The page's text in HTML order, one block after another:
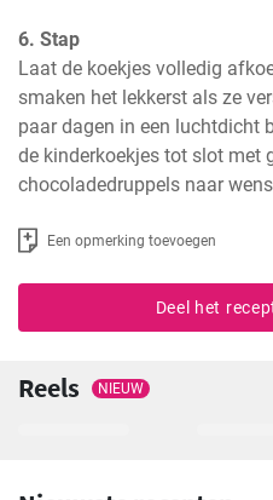
6. Stap
Laat de koekjes volledig
smaken het lekkerst als ze
paar dagen in een luchtdicht
de kinderkoekjes tot slot met
chocoladedruppels naar
Een opmerking toevoegen
Deel het
Reels NIEUW